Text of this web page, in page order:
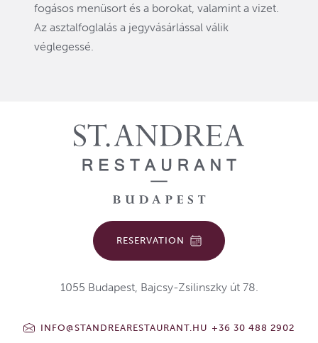
fogásos menüsort és a borokat, valamint a vizet.
Az asztalfoglalás a jegyvásárlással válik
véglegessé.
RESERVATION
1055 Budapest, Bajcsy-Zsilinszky út 78.
INFO@STANDREARESTAURANT.HU +36 30 488 2902